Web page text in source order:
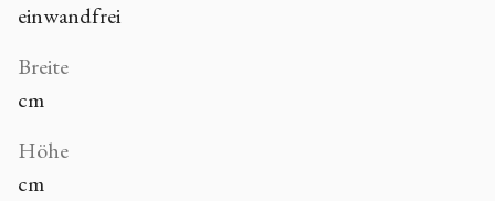
einwandfrei
Breite
cm
Höhe
cm